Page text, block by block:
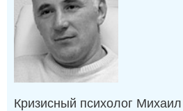
Кризисный психолог